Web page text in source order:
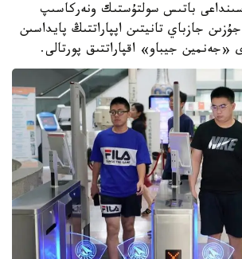
باتىس سولتۇستىك ونەركاسىپ
جازباي تانيتىن اپپاراتتىڭ پايداسىن
«جەنمين جيباو» اقپاراتتىق پورتالى.